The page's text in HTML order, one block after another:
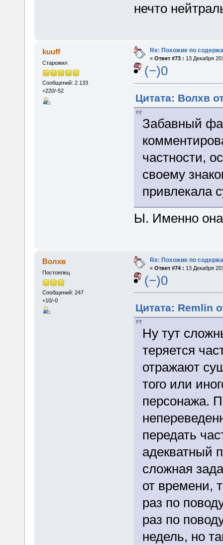
нечто
kuuff
Старожил
Сообщений: 2 133
+220/-52
Re: Похожие по
« Ответ #73 : 13 Декабря
(−)0
Цитата: Волхв
Забавный
частности,
своему
привлекала
Ы. Именно она
Волхв
Постоялец
Сообщений: 247
+10/-0
Re: Похожие по
« Ответ #74 : 13 Декабря
(−)0
Цитата: Remlin
Ну тут
теряется
отражают
того или
персонажа.
передать
адекватный
сложная
от времени,
раз по
раз по
недель, но